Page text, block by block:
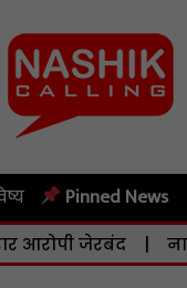
Pinned News
जेरबंद | नाशिक